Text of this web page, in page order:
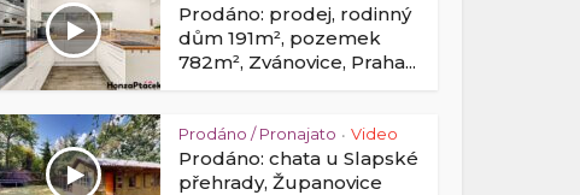
Prodáno: prodej, rodinný
dům 191m², pozemek
782m², Zvánovice, Praha...
Prodáno / Pronajato • Video
Prodáno: chata u Slapské
přehrady, Županovice